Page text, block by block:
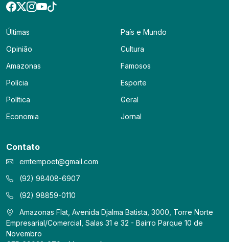
Últimas
Opinião
Amazonas
Polícia
Política
Economia
País e Mundo
Cultura
Famosos
Esporte
Geral
Jornal
Contato
emtempoet@gmail.com
(92) 98408-6907
(92) 98859-0110
Amazonas Flat, Avenida Djalma Batista, 3000, Torre Norte
Empresarial/Comercial, Salas 31 e 32 - Bairro Parque 10 de
Novembro